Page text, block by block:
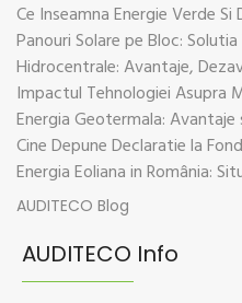
Panouri Solare pe Bloc:
Cine Depune Declaratie la
AUDITECO Blog
AUDITECO Info